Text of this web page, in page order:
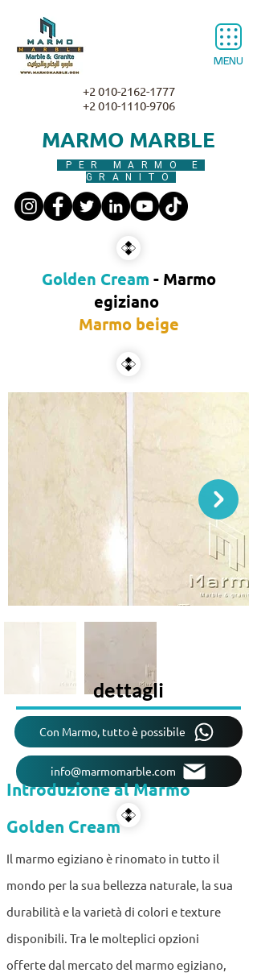
MENU
MARMO MARBLE
PER MARMO E
GRANITO
+2 010-2162-1777
+2 010-1110-9706
Golden Cream - Marmo
egiziano
Marmo beige
Con Marmo, tutto è possibile
info@marmomarble.com
dettagli
Introduzione al Marmo
Golden Cream
Il marmo egiziano è rinomato in tutto il
mondo per la sua bellezza naturale, la sua
durabilità e la varietà di colori e texture
disponibili. Tra le molteplici opzioni
offerte dal mercato del marmo egiziano,